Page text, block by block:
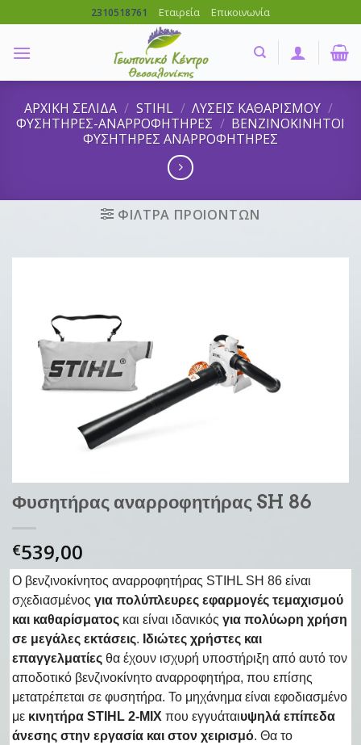
to
content
2310518761 Εταιρεία Επικοινωνία
ΑΡΧΙΚΗ ΣΕΛΙΔΑ / STIHL / ΛΥΣΕΙΣ ΚΑΘΑΡΙΣΜΟΥ /
ΦΥΣΗΤΗΡΕΣ-ΑΝΑΡΡΟΦΗΤΗΡΕΣ / ΒΕΝΖΙΝΟΚΙΝΗΤΟΙ
ΦΥΣΗΤΗΡΕΣ ΑΝΑΡΡΟΦΗΤΗΡΕΣ
ΦΙΛΤΡΑ ΠΡΟΙΟΝΤΩΝ
Φυσητήρας αναρροφητήρας SH 86
€539,00
Ο βενζινοκίνητος αναρροφητήρας STIHL SH 86 είναι
σχεδιασμένος για πολύπλευρες εφαρμογές τεμαχισμού
και καθαρίσματος και είναι ιδανικός για πολύωρη χρήση
σε μεγάλες εκτάσεις. Ιδιώτες χρήστες και
επαγγελματίες θα έχουν ισχυρή υποστήριξη από αυτό τον
αποδοτικό βενζινοκίνητο αναρροφητήρα, που επίσης
μετατρέπεται σε φυσητήρα. Το μηχάνημα είναι εφοδιασμένο
με κινητήρα STIHL 2-MIX που εγγυάταιυψηλά επίπεδα
άνεσης στην εργασία και στον χειρισμό. Θα το